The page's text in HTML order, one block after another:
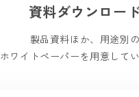
資料ダウンロー
製品資料ほか、用途別の
ホワイトペーパーを用意してい